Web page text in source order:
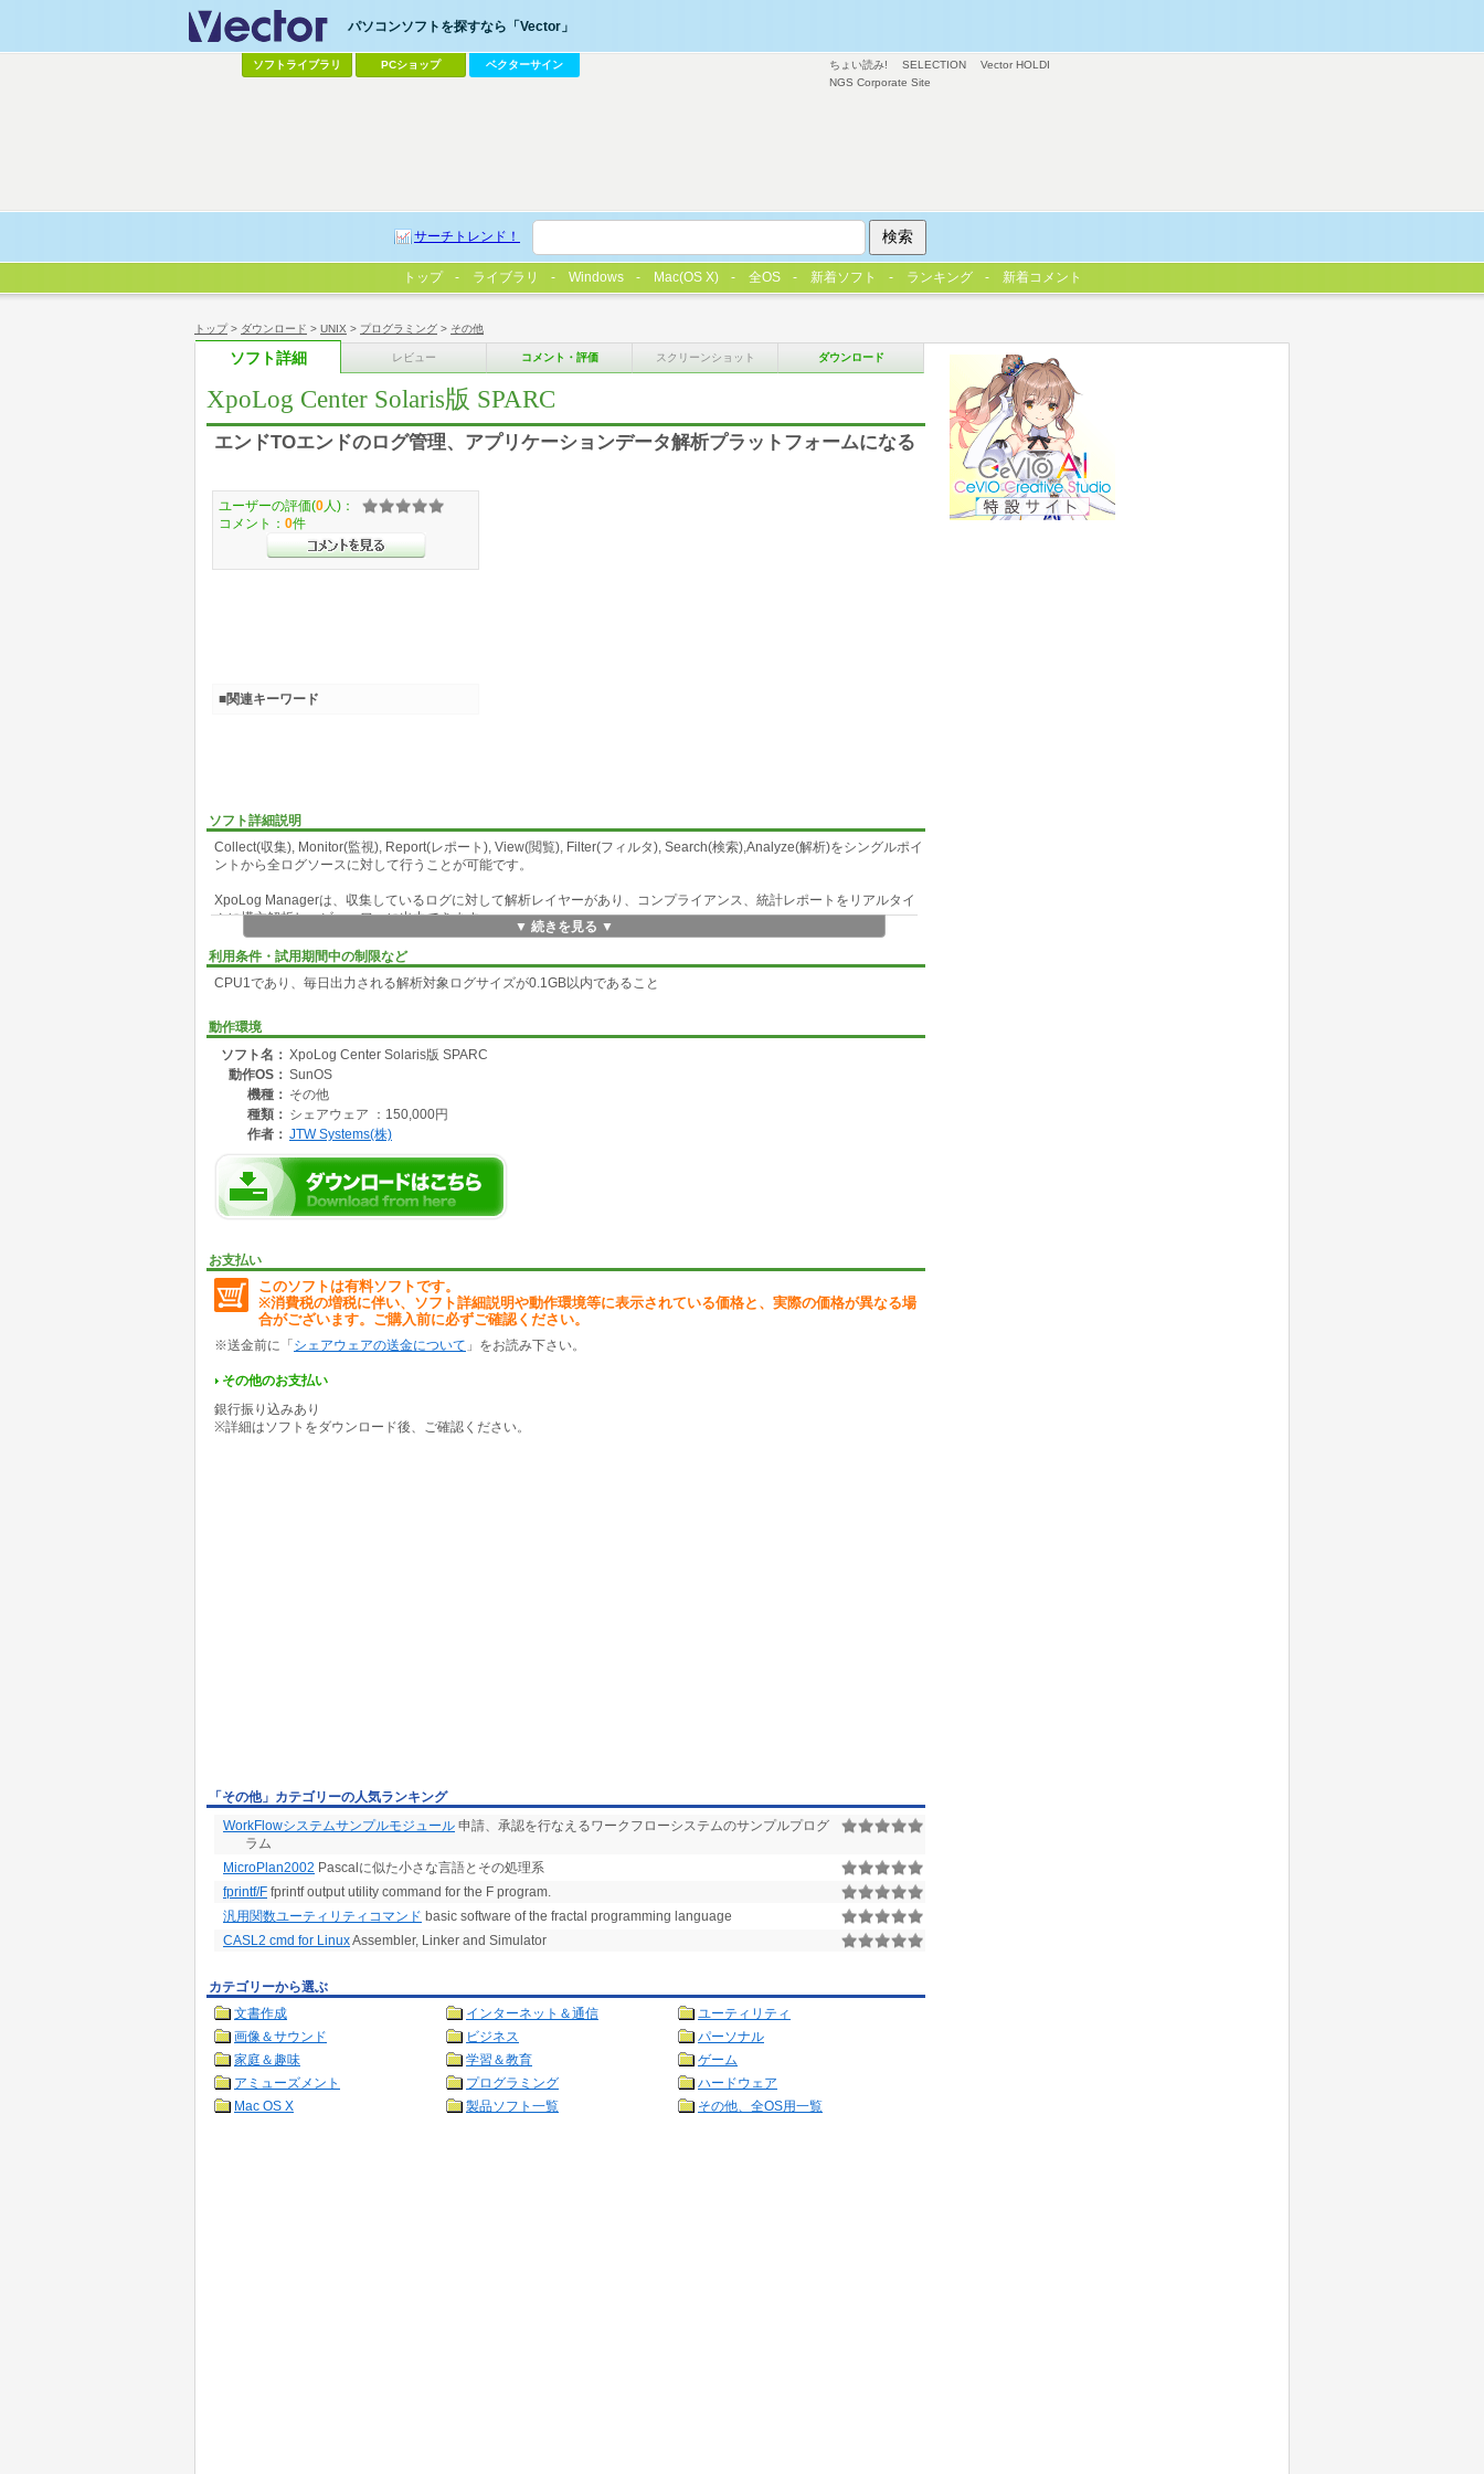
トップ> ダウンロード > UNIX > プログラミング > その他
ソフト詳細 レビュー コメント・評価 スクリーンショット ダウンロード
XpoLog Center Solaris版 SPARC
エンドTOエンドのログ管理、アプリケーションデータ解析プラットフォームになる
ソフト詳細説明
Collect(収集), Monitor(監視), Report(レポート), View(閲覧), Filter(フィルタ), Search(検索),Analyze(解析)をシングルポイ
ントから全ログソースに対して行うことが可能です。
XpoLog Managerは、収集しているログに対して解析レイヤーがあり、コンプライアンス、統計レポートをリアルタイ
ムに構文解析し、ビューワーに出力できます。
エージェントレスタイプのネットワークアクセスにより、あらゆるログタイプにも対応してます。ログ管理レイヤー
は、あらゆるログソースへすばやくアクセスできるようにしています。複数のログをリアルタイムに参照と分析を行
い、構文チェックやインデックシングをあらゆる
ログ、アプリケーションに行いながら、フィルタやルール、レポートを生成していきます。XpoLogは非常に軽量化され
たウェブサーバを実装したブラウザーベースのアプリケーションになっています。インストールも数分で完了します。
数千にも上るワールドワイドリーダーと呼べる企業様、ベンダー様がご利用になっています。
TOP FEATURES
◎あらゆるログタイプ、ログソースへシングルポイントからの参照、アクセス、管理
◎ログ収集とアーカイブ管理
◎ログビューワーとログ解析、フィルター、リアルタイム追跡
◎レポート生成 - コンプライアンス管理と統計
◎エクスポートと変形処理
◎セキュリティインテグレーション実装 - SSO、LDAP、Active Directory
◎あらゆるログソースとログフォーマットに対応
XpoLog TxExpo - トランザクション解析&モニタリング
▼ 続きを見る ▼
利用条件・試用期間中の制限など
CPU1であり、毎日出力される解析対象ログサイズが0.1GB以内であること
動作環境
ソフト名： XpoLog Center Solaris版 SPARC
動作OS： SunOS
機種： その他
種類： シェアウェア ：150,000円
作者： JTW Systems(株)
お支払い
このソフトは有料ソフトです。
※消費税の増税に伴い、ソフト詳細説明や動作環境等に表示されている価格と、実際の価格が異なる場
合がございます。ご購入前に必ずご確認ください。
※送金前に「 シェアウェアの送金について 」をお読み下さい。
その他のお支払い
銀行振り込みあり
※詳細はソフトをダウンロード後、ご確認ください。
ユーザーの評価(0 人)：
コメント： 0件
■関連キーワード
「その他」カテゴリーの人気ランキング
WorkFlowシステムサンプルモジュール 申請、承認を行なえるワークフローシステムのサンプルプログ
ラム
MicroPlan2002 Pascalに似た小さな言語とその処理系
fprintf/F fprintf output utility command for the F program.
汎用関数ユーティリティコマンド basic software of the fractal programming language
CASL2 cmd for LinuxAssembler, Linker and Simulator
カテゴリーから選ぶ
文書作成
インターネット＆通信
ユーティリティ
画像＆サウンド
ビジネス
パーソナル
家庭＆趣味
学習＆教育
ゲーム
アミューズメント
プログラミング
ハードウェア
Mac OS X
製品ソフト一覧 その他、全OS用一覧
ちょい読み! SELECTION
Vector HOLDI
NGS Corporate Site
パソコンソフトを探すなら「Vector」
ソフトライブラリ PCショップ ベクターサイン
サーチトレンド！
トップ ライブラリ Windows Mac(OS X) 全OS 新着ソフト ランキング 新着コメント